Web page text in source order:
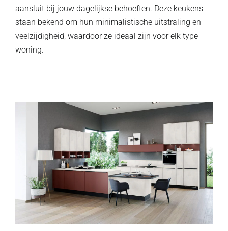
aansluit bij jouw dagelijkse behoeften. Deze keukens
staan bekend om hun minimalistische uitstraling en
veelzijdigheid, waardoor ze ideaal zijn voor elk type
woning.